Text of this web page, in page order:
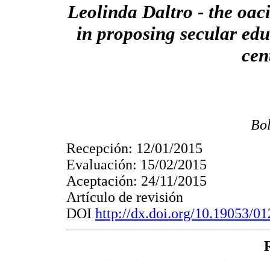
Leolinda Daltro - the
in proposing secular
Recepción: 12/01/2015
Evaluación: 15/02/2015
Aceptación: 24/11/2015
Artículo de revisión
DOI http://dx.doi.org/10.19053/